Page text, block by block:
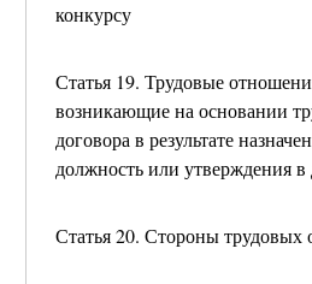
конкурсу
Статья 19. Трудовые
возникающие на основании
договора в результате
должность или утверждения
Статья 20. Стороны трудовых